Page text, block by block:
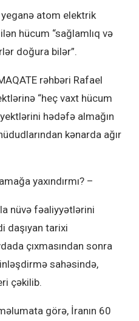
yeganə atom elektrik
hücum “sağlamlıq və
doğura bilər”.
rəhbəri Rafael
“heç vaxt hücum
hədəfə almağın
kənarda ağır
yaxındırmı? –
nüvə fəaliyyətlərini
daşıyan tarixi
çıxmasından sonra
sahəsində,
çəkilib.
görə, İranın 60